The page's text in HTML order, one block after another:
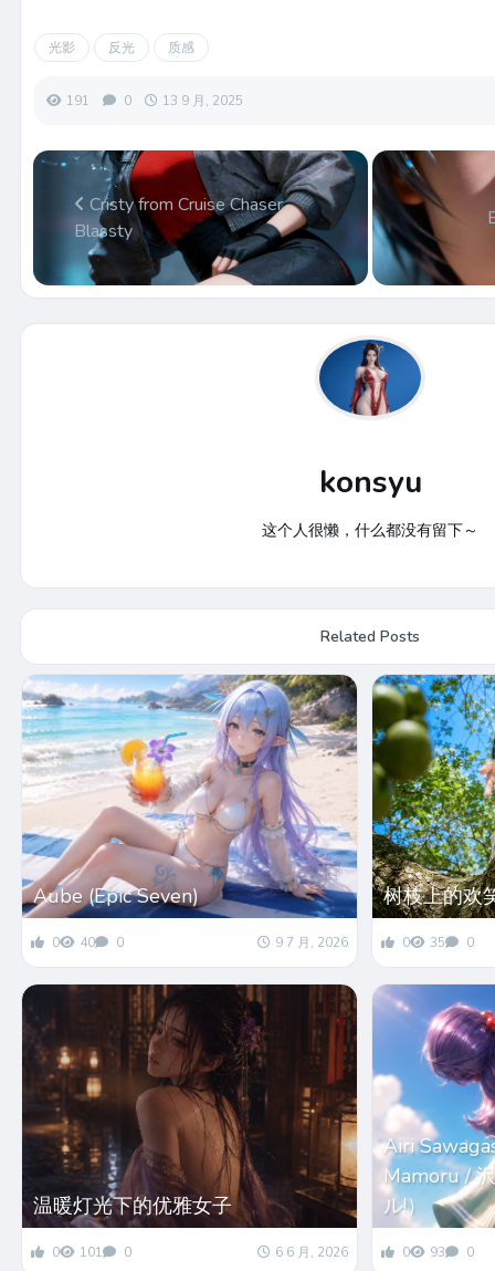
光影 反光 质感
191 0 13 9 月, 2025
Cristy from Cruise Chaser
Blassty
konsyu
这个人很懒，什么都没有留下～
Related Posts
Aube (Epic Seven)
0 40 0 9 7 月, 2026
树枝上的欢
0 35 0
温暖灯光下的优雅女子
0 101 0 6 6 月, 2026
Airi
Mamoru /
ル!）
0 93 0